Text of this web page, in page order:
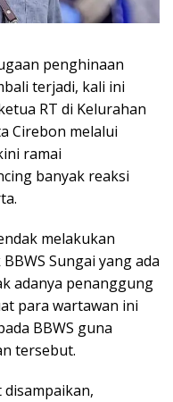
penghinaan
terjadi, kali ini
RT di Kelurahan
Cirebon melalui
ramai
banyak reaksi
melakukan
Sungai yang ada
adanya penanggung
para wartawan ini
BBWS guna
tersebut.